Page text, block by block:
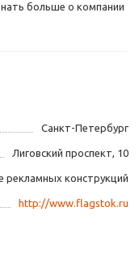
больше о компании
Санкт-Петербург
Лиговский проспект, 10
рекламных конструкций
http://www.flagstok.ru